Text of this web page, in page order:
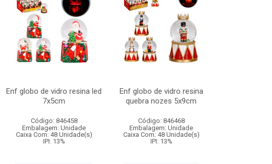
Enf globo de vidro resina led
7x5cm
Código: 846458
Embalagem: Unidade
Caixa Com: 48 Unidade(s)
IPI: 13%
Enf globo de vidro resina
quebra nozes 5x9cm
Código: 846468
Embalagem: Unidade
Caixa Com: 48 Unidade(s)
IPI: 13%